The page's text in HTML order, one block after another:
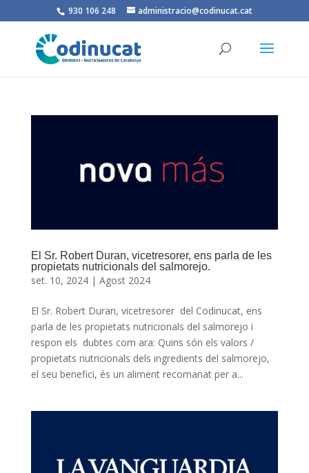
930 106 248 administracio@codinucat.cat
El Sr. Robert Duran, vicetresorer, ens parla de les
propietats nutricionals del salmorejo.
set. 10, 2024| Agost 2024
El Sr. Robert Duran, vicetresorer del Codinucat, ens
parla de les propietats nutricionals del salmorejo i
respon els dubtes com ara: Quins són els valors /
propietats nutricionals dels ingredients del salmorejo,
el seu benefici, és un aliment recomanat per a...